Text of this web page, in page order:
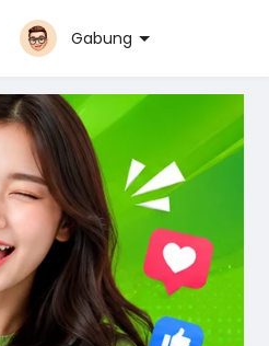
Gabung